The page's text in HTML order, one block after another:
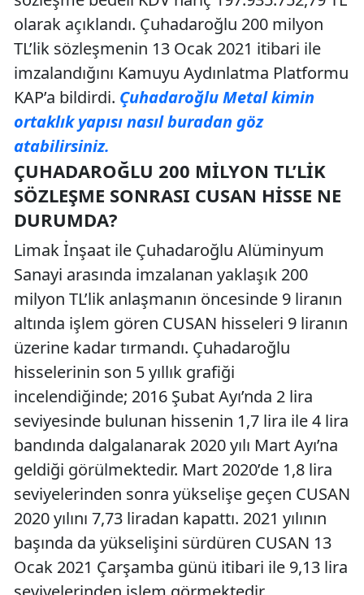
olarak açıklandı. Çuhadaroğlu 200 milyon
TL’lik sözleşmenin 13 Ocak 2021 itibari ile
imzalandığını Kamuyu Aydınlatma Platformu
KAP’a bildirdi. Çuhadaroğlu Metal kimin
ortaklık yapısı nasıl buradan göz
atabilirsiniz.
ÇUHADAROĞLU 200 MILYON TL’LIK
SÖZLEŞME SONRASI CUSAN HISSE NE
DURUMDA?
Limak İnşaat ile Çuhadaroğlu Alüminyum
Sanayi arasında imzalanan yaklaşık 200
milyon TL’lik anlaşmanın öncesinde 9 liranın
altında işlem gören CUSAN hisseleri 9 liranın
üzerine kadar tırmandı. Çuhadaroğlu
hisselerinin son 5 yıllık grafiği
incelendiğinde; 2016 Şubat Ayı’nda 2 lira
seviyesinde bulunan hissenin 1,7 lira ile 4 lira
bandında dalgalanarak 2020 yılı Mart Ayı’na
geldiği görülmektedir. Mart 2020’de 1,8 lira
seviyelerinden sonra yükselişe geçen CUSAN
2020 yılını 7,73 liradan kapattı. 2021 yılının
başında da yükselişini sürdüren CUSAN 13
Ocak 2021 Çarşamba günü itibari ile 9,13 lira